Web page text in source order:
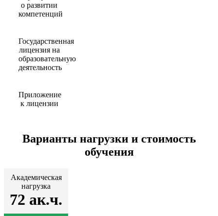
о развитии
компетенций
Государственная
лицензия на
образовательную
деятельность
Приложение
к лицензии
Варианты нагрузки и стоимость
обучения
Академическая
нагрузка
72 ак.ч.